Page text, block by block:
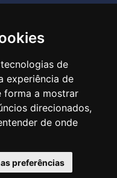
de
experiência de
forma a mostrar
direcionados,
de onde
preferências
SP CEP 07113-040
11 2475-7300